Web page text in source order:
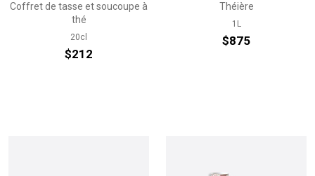
Coffret de tasse et soucoupe à
thé
20cl
$212
Théière
1L
$875